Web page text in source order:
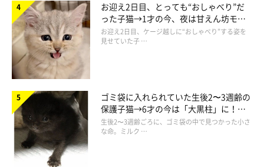
お迎え2日目、とっても“おしゃべり”だ
った子猫→1才の今、夜は甘えん坊モー
ドになるコに成長！
お迎え2日目、ケージ越しに“おしゃべり”する姿を
見せていた子 …
ゴミ袋に入れられていた生後2〜3週齢の
保護子猫→6才の今は「大黒柱」に！
美しい黒猫に成長した姿にグッとくる
生後2〜3週齢ごろに、ゴミ袋の中で見つかった小さ
な命。ミルク …